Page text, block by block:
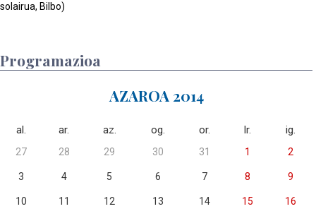
solairua, Bilbo)
Programazioa
AZAROA 2014
al. ar. az. og. or. lr. ig.
27 28 29 30 31 1 2
3 4 5 6 7 8 9
10 11 12 13 14 15 16